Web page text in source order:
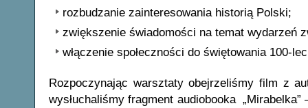
rozbudzanie zainteresowania historią Polski;
zwiększenie świadomości na temat wydarzeń
włączenie społeczności do świętowania 100-
Rozpoczynając warsztaty obejrzeliśmy film z
wysłuchaliśmy fragment audiobooka